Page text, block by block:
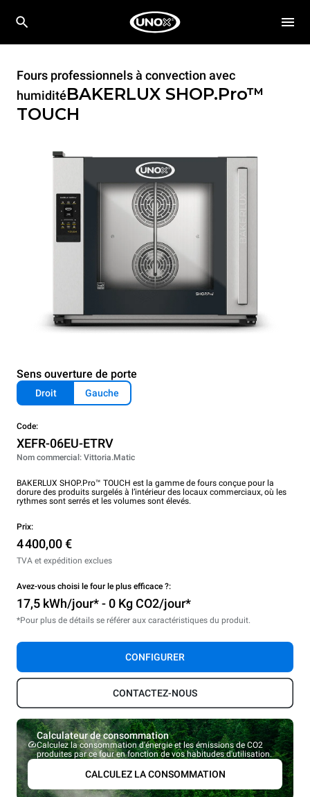
Fours professionnels à convection avec
humiditéBAKERLUX SHOP.Pro™
TOUCH
Sens ouverture de porte
Droit Gauche
Code:
XEFR-06EU-ETRV
Nom commercial: Vittoria.Matic
BAKERLUX SHOP.Pro™ TOUCH est la gamme de fours conçue pour la
dorure des produits surgelés à l’intérieur des locaux commerciaux, où les
rythmes sont serrés et les volumes sont élevés.
Prix:
4 400,00 €
TVA et expédition exclues
Avez-vous choisi le four le plus efficace ?:
17,5 kWh/jour* - 0 Kg CO2/jour*
*Pour plus de détails se référer aux caractéristiques du produit.
CONFIGURER
CONTACTEZ-NOUS
Calculateur de consommation
Calculez la consommation d'énergie et les émissions de CO2
produites par ce four en fonction de vos habitudes d'utilisation.
CALCULEZ LA CONSOMMATION